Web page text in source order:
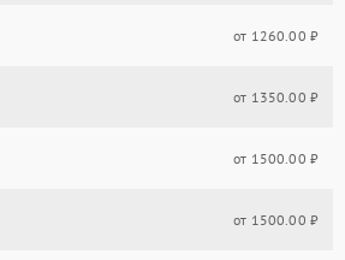
от 1260.00 ₽
от 1350.00 ₽
от 1500.00 ₽
от 1500.00 ₽